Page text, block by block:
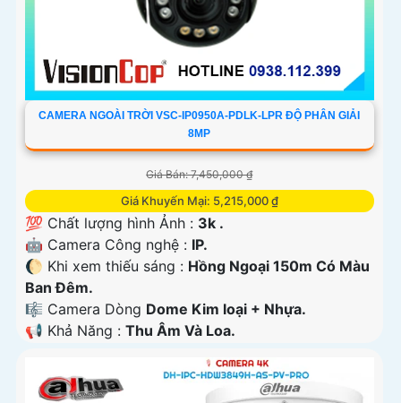
CAMERA NGOÀI TRỜI VSC-IP0950A-PDLK-LPR ĐỘ PHÂN GIẢI
8MP
Giá Bán: 7,450,000 ₫
Giá Khuyến Mại: 5,215,000 ₫
💯 Chất lượng hình Ảnh : 3k .
🤖️ Camera Công nghệ : IP.
🌔 Khi xem thiếu sáng : Hồng Ngoại 150m Có Màu
Ban Ðêm.
🎼️ Camera Dòng Dome Kim loại + Nhựa.
️📢 Khả Năng : Thu Âm Và Loa.